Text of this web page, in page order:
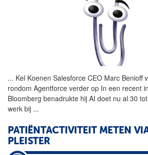
... Kel Koenen Salesforce CEO Marc Benioff
rondom Agentforce verder op In een recent
Bloomberg benadrukte hij AI doet nu al 30
werk bij ...
PATIËNTACTIVITEIT METEN
PLEISTER